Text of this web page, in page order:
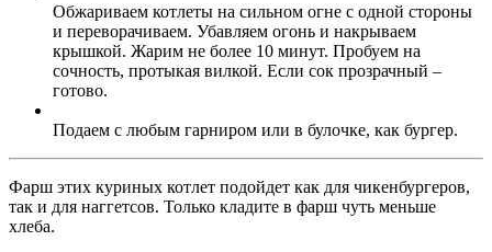
Обжариваем котлеты на сильном огне с одной стороны
и переворачиваем. Убавляем огонь и накрываем
крышкой. Жарим не более 10 минут. Пробуем на
сочность, протыкая вилкой. Если сок прозрачный –
готово.
Подаем с любым гарниром или в булочке, как бургер.
Фарш этих куриных котлет подойдет как для чикенбургеров,
так и для наггетсов. Только кладите в фарш чуть меньше
хлеба.